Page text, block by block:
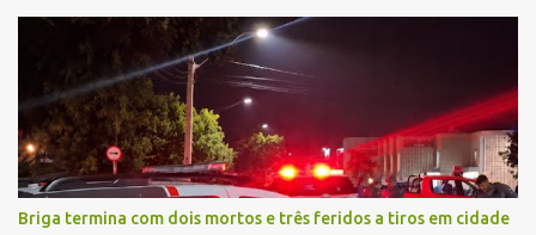
Briga termina com dois mortos e três feridos a tiros em cidade